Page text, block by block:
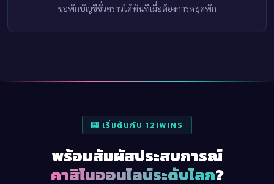
ขอพักบัญชีชั่วคราวได้ทันทีเมื่อต้องการหยุดพัก
🎰 เริ่มต้นกับ 12IWINS
พร้อมสัมผัสประสบการณ์
คาสิโนออนไลน์ระดับโลก?